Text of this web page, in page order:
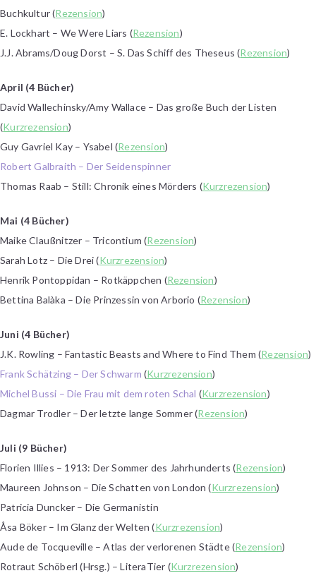
Buchkultur (Rezension)
E. Lockhart – We Were Liars (Rezension)
J.J. Abrams/Doug Dorst – S. Das Schiff des Theseus (Rezension)
April (4 Bücher)
David Wallechinsky/Amy Wallace – Das große Buch der Listen
(Kurzrezension)
Guy Gavriel Kay – Ysabel (Rezension)
Robert Galbraith – Der Seidenspinner
Thomas Raab – Still: Chronik eines Mörders (Kurzrezension)
Mai (4 Bücher)
Maike Claußnitzer – Tricontium (Rezension)
Sarah Lotz – Die Drei (Kurzrezension)
Henrik Pontoppidan – Rotkäppchen (Rezension)
Bettina Balàka – Die Prinzessin von Arborio (Rezension)
Juni (4 Bücher)
J.K. Rowling – Fantastic Beasts and Where to Find Them (Rezension)
Frank Schätzing – Der Schwarm (Kurzrezension)
Michel Bussi – Die Frau mit dem roten Schal (Kurzrezension)
Dagmar Trodler – Der letzte lange Sommer (Rezension)
Juli (9 Bücher)
Florien Illies – 1913: Der Sommer des Jahrhunderts (Rezension)
Maureen Johnson – Die Schatten von London (Kurzrezension)
Patricia Duncker – Die Germanistin
Åsa Böker – Im Glanz der Welten (Kurzrezension)
Aude de Tocqueville – Atlas der verlorenen Städte (Rezension)
Rotraut Schöberl (Hrsg.) – LiteraTier (Kurzrezension)